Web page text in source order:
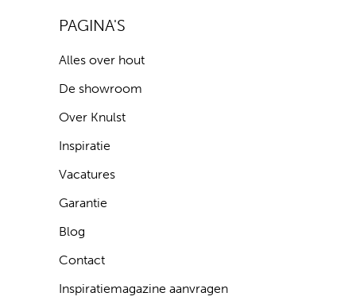
PAGINA'S
Alles over hout
De showroom
Over Knulst
Inspiratie
Vacatures
Garantie
Blog
Contact
Inspiratiemagazine aanvragen